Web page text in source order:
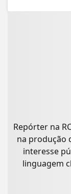
Repórter na
na produção
interesse
linguagem